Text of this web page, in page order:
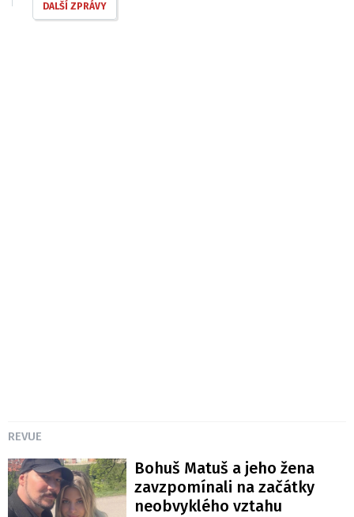
DALŠÍ ZPRÁVY
REVUE
Bohuš Matuš a jeho žena
zavzpomínali na začátky
neobvyklého vztahu